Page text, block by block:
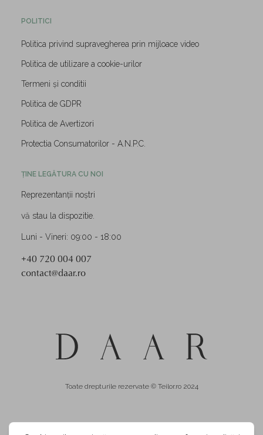
POLITICI
Politica privind supravegherea prin mijloace video
Politica de utilizare a cookie-urilor
Termeni și conditii
Politica de GDPR
Politica de Avertizori
Protectia Consumatorilor - A.N.P.C.
ȚINE LEGĂTURA CU NOI
Reprezentanții noștri
vă stau la dispozitie.
Luni - Vineri: 09:00 - 18:00
+40 720 004 007
contact@daar.ro
Toate drepturile rezervate © Teilor.ro 2024